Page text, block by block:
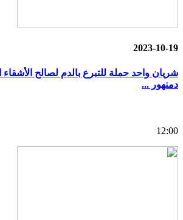
2023-10-19
شريان واحد حملة للتبرع بالدم لصالح
دمنهور ...
12:00